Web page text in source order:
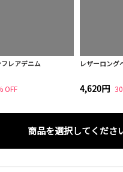
レアデニム
OFF
レザーロング
4,620円
商品を選択してくださ